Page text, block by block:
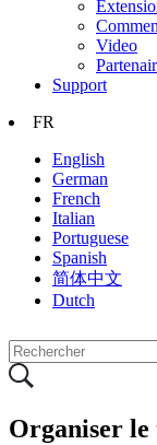
Video
Support
FR
English
German
French
Italian
Portuguese
Spanish
简体中文
Dutch
Organiser